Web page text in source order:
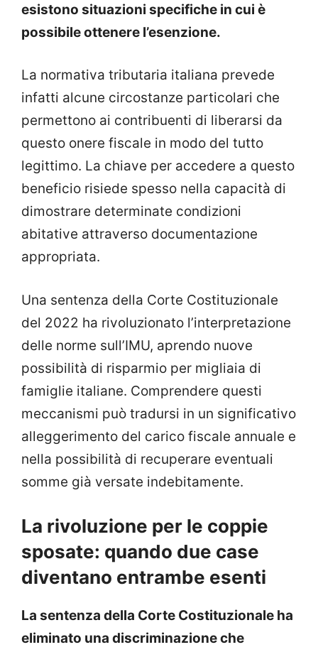
esistono situazioni specifiche in cui è
possibile ottenere l’esenzione.
La normativa tributaria italiana prevede
infatti alcune circostanze particolari che
permettono ai contribuenti di liberarsi da
questo onere fiscale in modo del tutto
legittimo. La chiave per accedere a questo
beneficio risiede spesso nella capacità di
dimostrare determinate condizioni
abitative attraverso documentazione
appropriata.
Una sentenza della Corte Costituzionale
del 2022 ha rivoluzionato l’interpretazione
delle norme sull’IMU, aprendo nuove
possibilità di risparmio per migliaia di
famiglie italiane. Comprendere questi
meccanismi può tradursi in un significativo
alleggerimento del carico fiscale annuale e
nella possibilità di recuperare eventuali
somme già versate indebitamente.
La rivoluzione per le coppie
sposate: quando due case
diventano entrambe esenti
La sentenza della Corte Costituzionale ha
eliminato una discriminazione che